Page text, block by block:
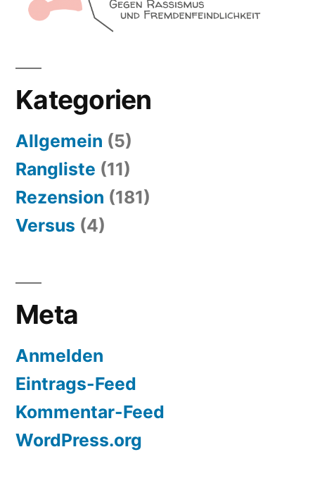
Kategorien
Allgemein (5)
Rangliste (11)
Rezension (181)
Versus (4)
Meta
Anmelden
Eintrags-Feed
Kommentar-Feed
WordPress.org